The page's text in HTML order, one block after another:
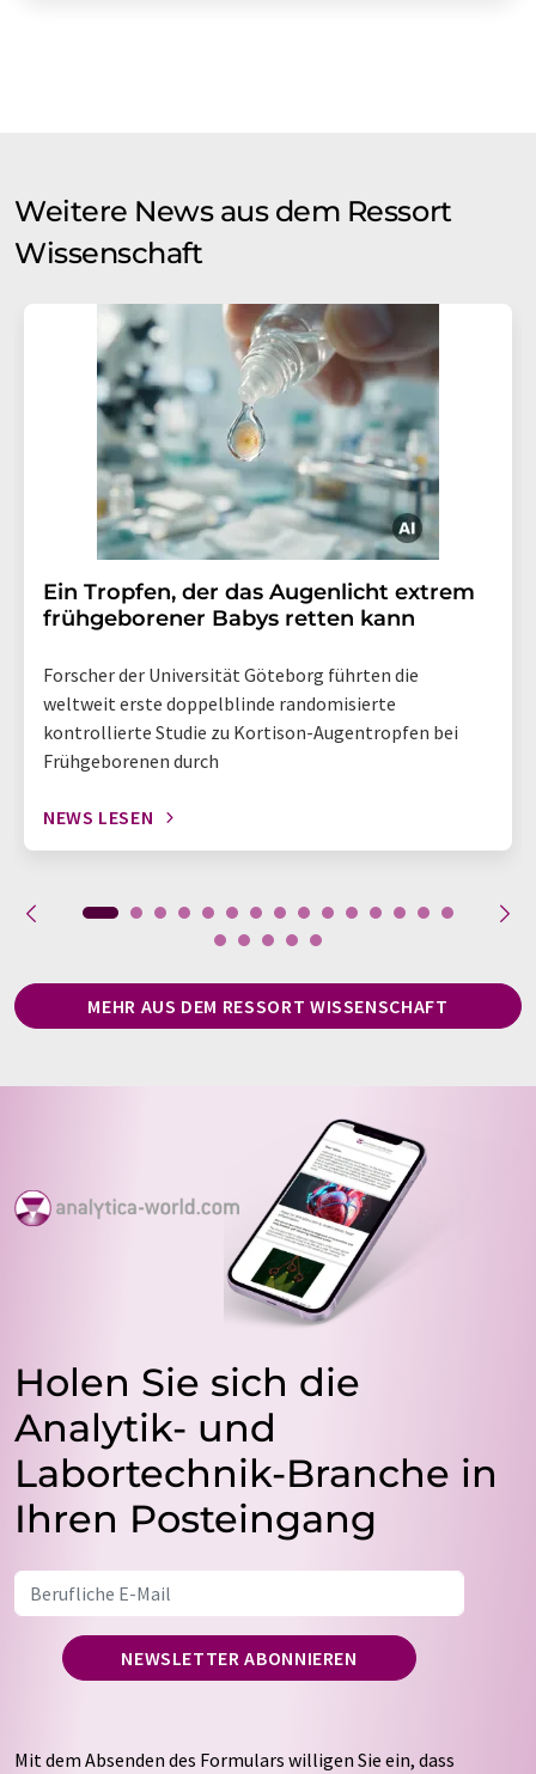
Weitere News aus dem Ressort
Wissenschaft
Ein Tropfen, der das Augenlicht extrem
frühgeborener Babys retten kann
Forscher der Universität Göteborg führten die
weltweit erste doppelblinde randomisierte
kontrollierte Studie zu Kortison-Augentropfen bei
Frühgeborenen durch
NEWS LESEN
MEHR AUS DEM RESSORT WISSENSCHAFT
Holen Sie sich die
Analytik- und
Labortechnik-Branche in
Ihren Posteingang
NEWSLETTER ABONNIEREN
Mit dem Absenden des Formulars willigen Sie ein, dass